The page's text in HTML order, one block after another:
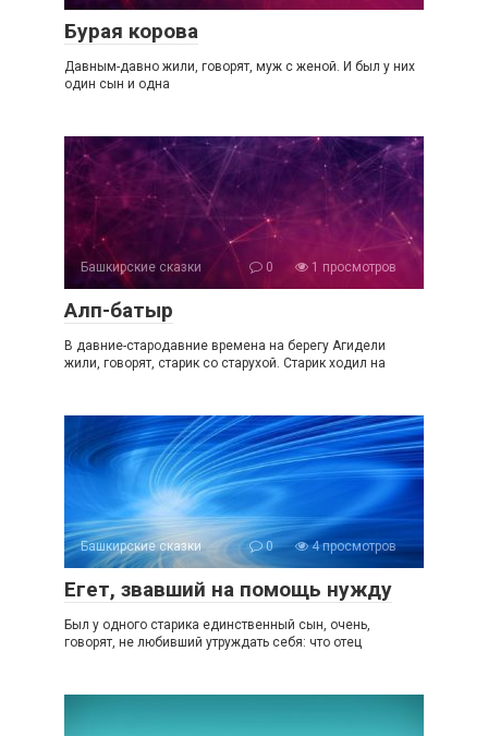
Бурая корова
Давным-давно жили, говорят, муж с женой. И был у них
один сын и одна
Башкирские сказки 0 1 просмотров
Алп-батыр
В давние-стародавние времена на берегу Агидели
жили, говорят, старик со старухой. Старик ходил на
Башкирские сказки 0 4 просмотров
Егет, звавший на помощь нужду
Был у одного старика единственный сын, очень,
говорят, не любивший утруждать себя: что отец